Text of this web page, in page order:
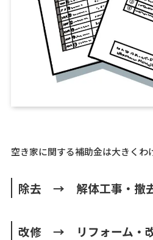
空き家に関する補助金は大きくわ
除去 → 解体工事・撤去
改修 → リフォーム・改